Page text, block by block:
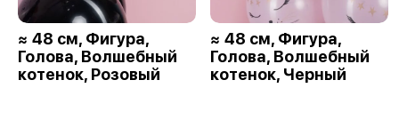
≈ 48 см, Фигура,
Голова, Волшебный
котенок, Розовый
≈ 48 см, Фигура,
Голова, Волшебный
котенок, Черный